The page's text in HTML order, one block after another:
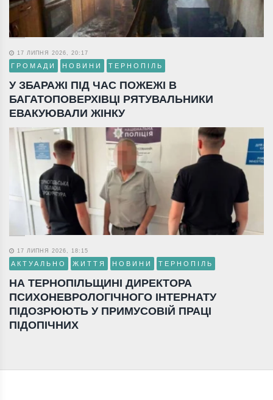
17 ЛИПНЯ 2026, 20:17
ГРОМАДИ НОВИНИ ТЕРНОПІЛЬ
У ЗБАРАЖІ ПІД ЧАС ПОЖЕЖІ В
БАГАТОПОВЕРХІВЦІ РЯТУВАЛЬНИКИ
ЕВАКУЮВАЛИ ЖІНКУ
17 ЛИПНЯ 2026, 18:15
АКТУАЛЬНО ЖИТТЯ НОВИНИ ТЕРНОПІЛЬ
НА ТЕРНОПІЛЬЩИНІ ДИРЕКТОРА
ПСИХОНЕВРОЛОГІЧНОГО ІНТЕРНАТУ
ПІДОЗРЮЮТЬ У ПРИМУСОВІЙ ПРАЦІ
ПІДОПІЧНИХ